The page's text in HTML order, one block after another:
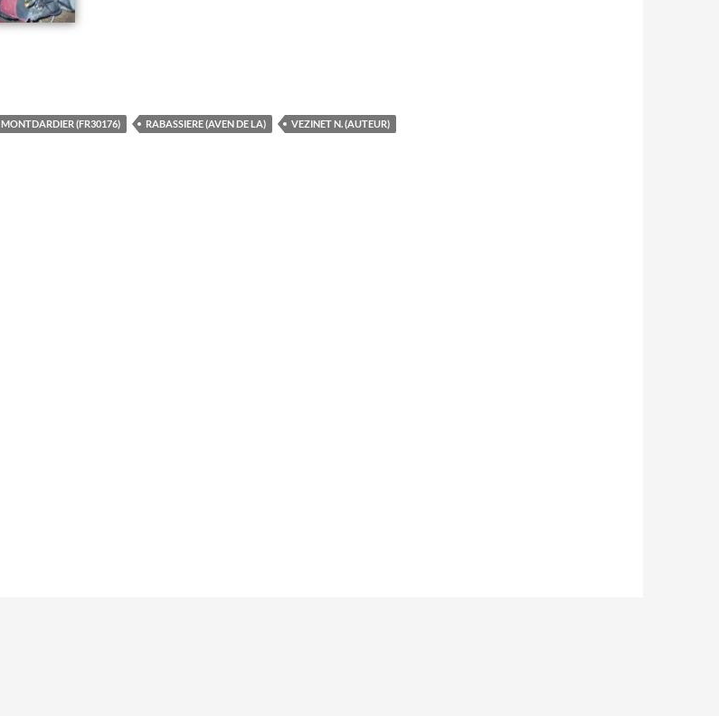
MONTDARDIER (FR30176) RABASSIERE (AVEN DE LA) VEZINET N. (AUTEUR)